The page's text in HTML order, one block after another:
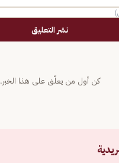
نشر التعليق
كن أول من يعلّق على هذا الخبر.